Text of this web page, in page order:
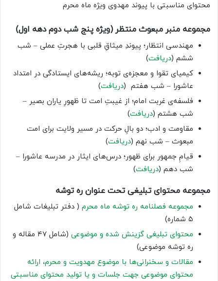
محتوای مناسبتی با پیوند مهدوی ویژه ماه محرم
مجموعه منبر مبعوث منتظر (ویژه پنج شب دوم دهه اول)
مهندسی انتظار؛ پیوندِ میثاقِ قلبی با هجرتِ عملی – شب
ششم (دریافت)
کیمیای تقوا و معجزه‌ی توبه؛ ریشه‌های ایستادگی در امتداد
عاشورا – شب هفتم (دریافت)
فلسفه‌ی غربت امام؛ از غیبتِ امت تا ظهورِ یاران بصیر –
شب هشتم (دریافت)
مقاومت و ادب؛ دو بالِ حرکت در مسیر ولایت برای امت
مبعوث – شب نهم (دریافت)
قیامِ جمهور برای ظهور؛ درس‌های ایثار در مدرسه عاشورا –
شب دهم (دریافت)
مجموعه محتوای تبلیغی تحت عنوان ره توشه
مجموعه فصلنامه ره توشه ماه محرم ( دفتر تبلیغات شامل
۵ شماره)
محتوای تبلیغی گزینش شده و موضوعی
(شامل ۴۷ مقاله و
ره توشه موضوعی)
مقالات و سخنرانی‌ها با موضوع مهدویت و محرم، ارائه
محتوای موضوعی جهت جلسات و یا تولید محتوای مناسبتی